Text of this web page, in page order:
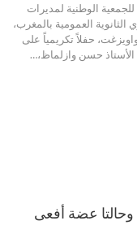
للجمعية الوطنية لمديرات
الثانوية العمومية بالمغرب،
حفلاً تكريمياً على
حسن وازلماظ،…
وحالتا عضة أفعى